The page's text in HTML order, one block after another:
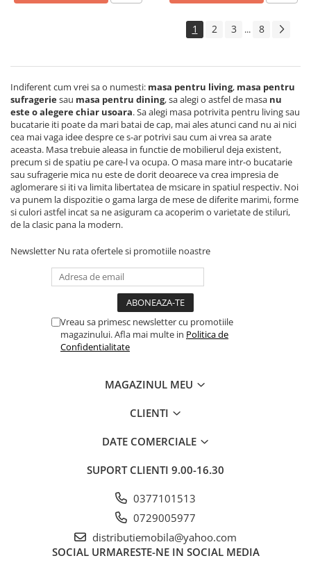
1 2 3 ... 8
Indiferent cum vrei sa o numesti: masa pentru living, masa pentru
sufrageriesau masa pentru dining, sa alegi o astfel de masa nu
este o alegere chiar usoara.Sa alegi masa potrivita pentru living sau
bucatarie iti poate da mari batai de cap, mai ales atunci cand nu ai nici
cea mai vaga idee despre ce s-ar potrivi sau cum ai vrea sa arate
aceasta. Masa trebuie aleasa in functie de mobilierul deja existent,
precum si de spatiu pe care-l va ocupa. O masa mare intr-o bucatarie
sau sufragerie mica nu este de dorit deoarece va crea impresia de
aglomerare si iti va limita libertatea de msicare in spatiul respectiv. Noi
va punem la dispozitie o gama larga de mese de diferite marimi, forme
si culori astfel incat sa ne asiguram ca acoperim o varietate de stiluri,
de la clasic pana la modern.
Newsletter Nu rata ofertele si promotiile noastre
Vreau sa primesc newsletter cu promotiile
magazinului. Afla mai multe in Politica de
Confidentialitate
MAGAZINUL MEU
CLIENTI
DATE COMERCIALE
SUPORT CLIENTI 9.00-16.30
0377101513
0729005977
distributiemobila@yahoo.com
SOCIAL URMARESTE-NE IN SOCIAL MEDIA